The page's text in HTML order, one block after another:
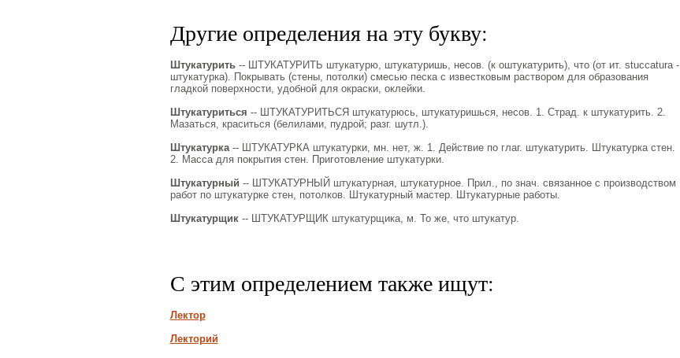
Другие определения на эту букву:
Штукатурить-- ШТУКАТУРИТЬ штукатурю, штукатуришь, несов. (к оштукатурить), что (от ит. stuccatura -
штукатурка). Покрывать (стены, потолки) смесью песка с известковым раствором для образования
гладкой поверхности, удобной для окраски, оклейки.
Штукатуриться -- ШТУКАТУРИТЬСЯ штукатурюсь, штукатуришься, несов. 1. Страд. к штукатурить. 2.
Мазаться, краситься (белилами, пудрой; разг. шутл.).
Штукатурка-- ШТУКАТУРКА штукатурки, мн. нет, ж. 1. Действие по глаг. штукатурить. Штукатурка стен.
2. Масса для покрытия стен. Приготовление штукатурки.
Штукатурный -- ШТУКАТУРНЫЙ штукатурная, штукатурное. Прил., по знач. связанное с производством
работ по штукатурке стен, потолков. Штукатурный мастер. Штукатурные работы.
Штукатурщик-- ШТУКАТУРЩИК штукатурщика, м. То же, что штукатур.
С этим определением также ищут:
Лектор
Лекторий